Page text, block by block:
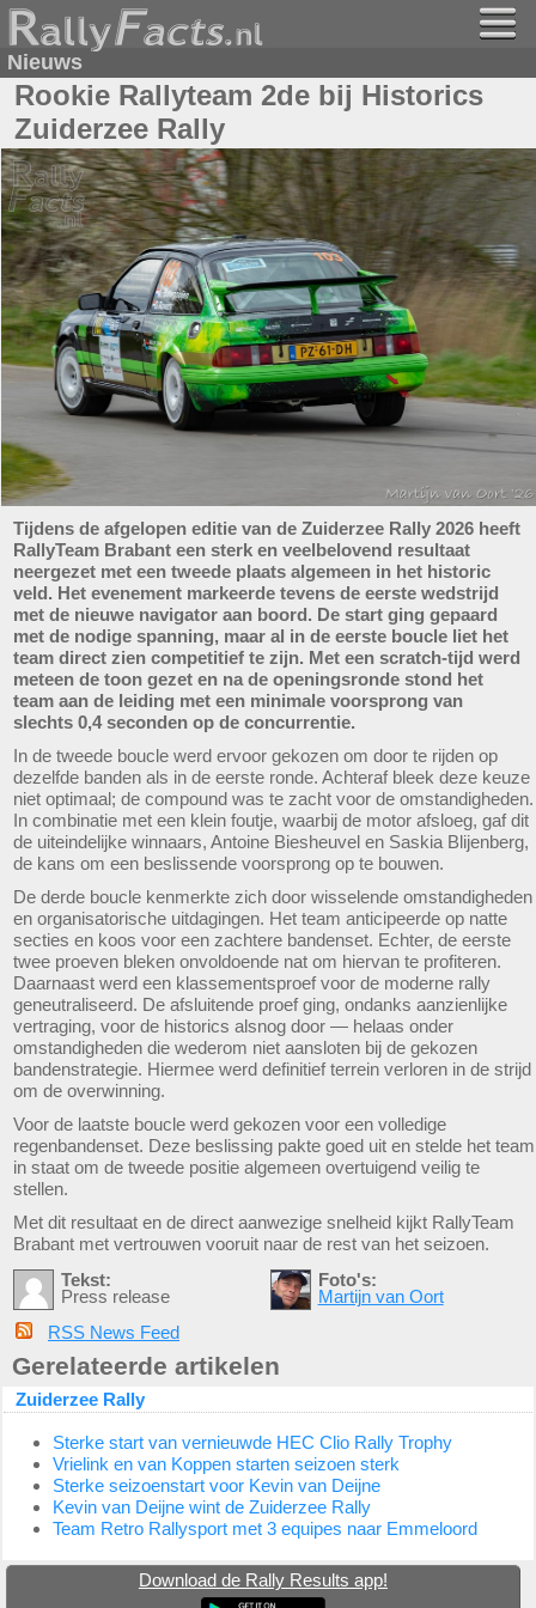
Nieuws
Rookie Rallyteam 2de bij Historics
Zuiderzee Rally
Tijdens de afgelopen editie van de Zuiderzee Rally 2026 heeft
RallyTeam Brabant een sterk en veelbelovend resultaat
neergezet met een tweede plaats algemeen in het historic
veld. Het evenement markeerde tevens de eerste wedstrijd
met de nieuwe navigator aan boord. De start ging gepaard
met de nodige spanning, maar al in de eerste boucle liet het
team direct zien competitief te zijn. Met een scratch-tijd werd
meteen de toon gezet en na de openingsronde stond het
team aan de leiding met een minimale voorsprong van
slechts 0,4 seconden op de concurrentie.
In de tweede boucle werd ervoor gekozen om door te rijden op
dezelfde banden als in de eerste ronde. Achteraf bleek deze keuze
niet optimaal; de compound was te zacht voor de omstandigheden.
In combinatie met een klein foutje, waarbij de motor afsloeg, gaf dit
de uiteindelijke winnaars, Antoine Biesheuvel en Saskia Blijenberg,
de kans om een beslissende voorsprong op te bouwen.
De derde boucle kenmerkte zich door wisselende omstandigheden
en organisatorische uitdagingen. Het team anticipeerde op natte
secties en koos voor een zachtere bandenset. Echter, de eerste
twee proeven bleken onvoldoende nat om hiervan te profiteren.
Daarnaast werd een klassementsproef voor de moderne rally
geneutraliseerd. De afsluitende proef ging, ondanks aanzienlijke
vertraging, voor de historics alsnog door — helaas onder
omstandigheden die wederom niet aansloten bij de gekozen
bandenstrategie. Hiermee werd definitief terrein verloren in de strijd
om de overwinning.
Voor de laatste boucle werd gekozen voor een volledige
regenbandenset. Deze beslissing pakte goed uit en stelde het team
in staat om de tweede positie algemeen overtuigend veilig te
stellen.
Met dit resultaat en de direct aanwezige snelheid kijkt RallyTeam
Brabant met vertrouwen vooruit naar de rest van het seizoen.
Tekst:
Press release
Foto's:
Martijn van Oort
RSS News Feed
Gerelateerde artikelen
Zuiderzee Rally
Sterke start van vernieuwde HEC Clio Rally Trophy
Vrielink en van Koppen starten seizoen sterk
Sterke seizoenstart voor Kevin van Deijne
Kevin van Deijne wint de Zuiderzee Rally
Team Retro Rallysport met 3 equipes naar Emmeloord
Download de Rally Results app!